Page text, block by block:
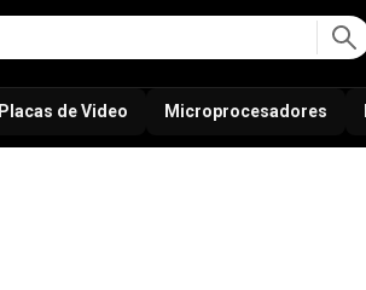
Placas de Video Microprocesadores